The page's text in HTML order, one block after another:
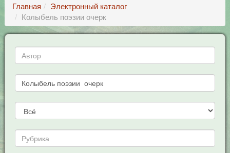
Главная
Электронный каталог
Колыбель поэзии очерк